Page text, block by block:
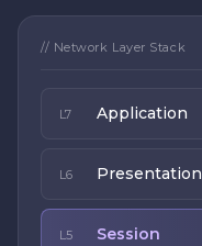
// Network Layer Stack
L7 Application
L6 Presentation
L5 Session